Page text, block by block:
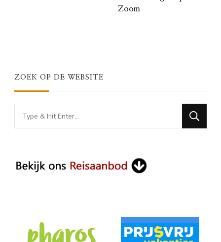
Zoom
ZOEK OP DE WEBSITE
Looking
for